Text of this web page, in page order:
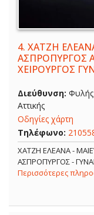
4. ΧΑΤΖΗ
ΑΣΠΡΟΠΥΡΓΟΣ
ΧΕΙΡΟΥΡΓΟΣ
Διεύθυνση:
Αττικής
Οδηγίες χάρτη
Τηλέφωνο:
ΧΑΤΖΗ ΕΛΕΑΝΑ -
ΑΣΠΡΟΠΥΡΓΟΣ -
Περισσότερες